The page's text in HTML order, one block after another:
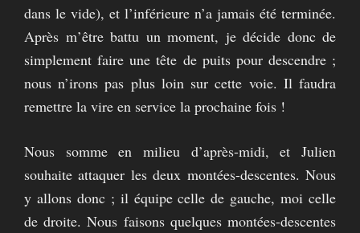
dans le vide), et l’inférieure n’a jamais été terminée.
Après m’être battu un moment, je décide donc de
simplement faire une tête de puits pour descendre ;
nous n’irons pas plus loin sur cette voie. Il faudra
remettre la vire en service la prochaine fois !
Nous somme en milieu d’après-midi, et Julien
souhaite attaquer les deux montées-descentes. Nous
y allons donc ; il équipe celle de gauche, moi celle
de droite. Nous faisons quelques montées-descentes